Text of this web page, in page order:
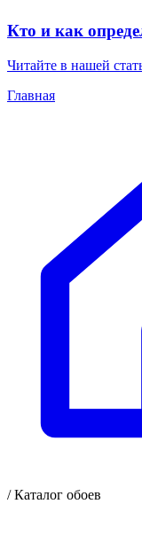
Кто и как
Читайте в нашей
Главная
/Каталог обоев